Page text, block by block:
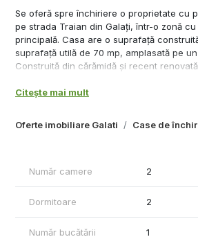
Oferte imobiliare Galati Case de
Se oferă spre închiriere o proprietate cu
pe strada Traian din Galați, într-o zonă
principală. Casa are o suprafață
suprafață utilă de 70 mp, amplasată pe
Construită din cărămidă și recent
generație, centrală termică proprie și
- Bucătărie
prelungirea casei
Exterior:
Citește mai mult
Număr camere 2
Dormitoare 2
Număr bucătării 1